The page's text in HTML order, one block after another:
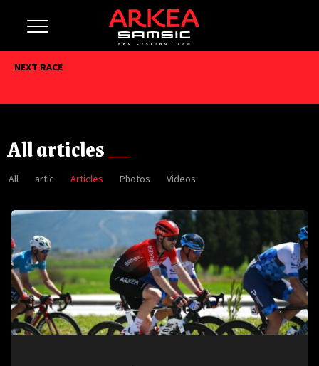
NEXT RACE
All articles
All artic Articles Photos Videos